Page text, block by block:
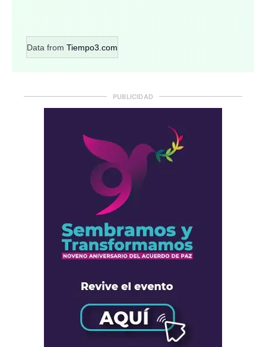
Data from Tiempo3.com
PUBLICIDAD